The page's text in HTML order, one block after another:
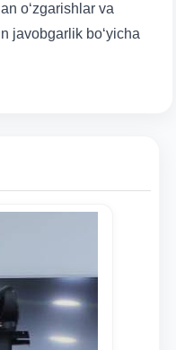
o‘zgarishlar va
javobgarlik bo‘yicha